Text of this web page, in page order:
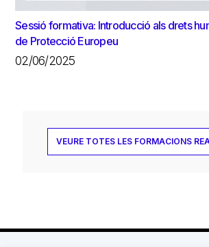
Sessió formativa: Introducció als drets
de Protecció Europeu
02/06/2025
VEURE TOTES LES FORMACIONS